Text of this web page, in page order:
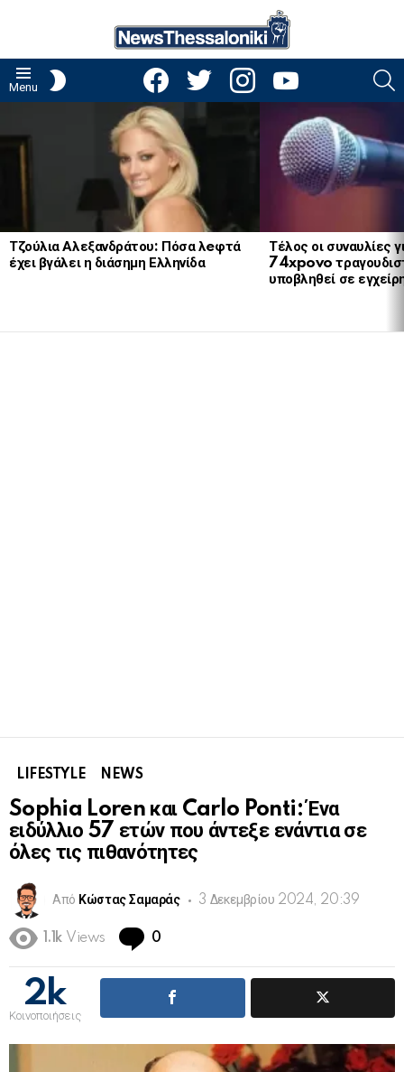
Menu
facebooktwitter instagramyoutube
Τζούλια Αλεξανδράτου: Πόσα λeφτά
έχει βγάλει η διάσημη Ελληνίδα
Τέλος οι συναυλίες
74xpovo
υποβληθεί σε
LIFESTYLE NEWS
Sophia Loren και Carlo Ponti: Ένα
ειδύλλιο 57 ετών που άντεξε ενάντια σε
όλες τις πιθανότητες
Από Κώστας Σαμαράς 3 Δεκεμβρίου 2024, 20:39
1.1k Views 0
2k
Κοινοποιήσεις